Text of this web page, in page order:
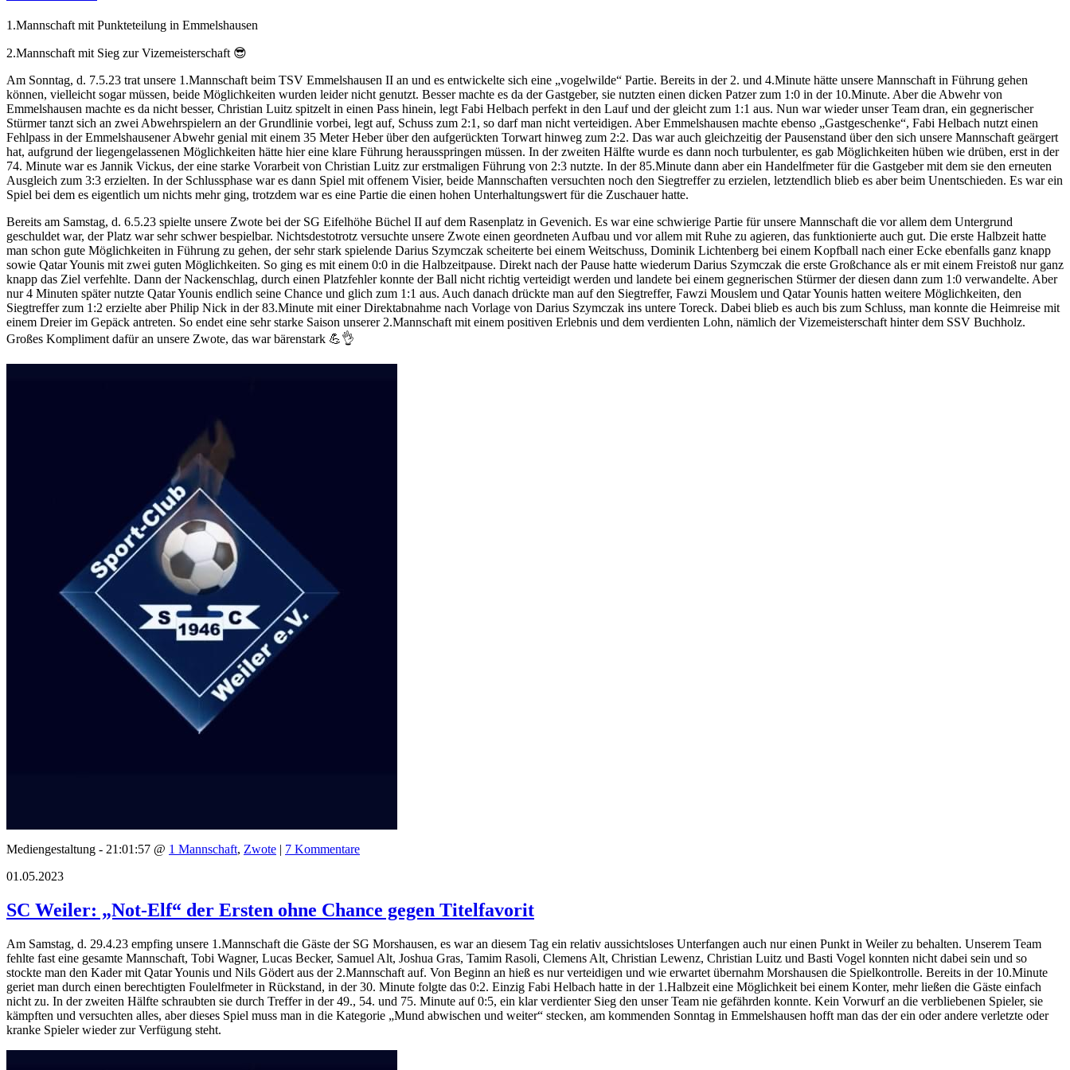
1.Mannschaft mit Punkteteilung in Emmelshausen
2.Mannschaft mit Sieg zur Vizemeisterschaft 😎
Am Sonntag, d. 7.5.23 trat unsere 1.Mannschaft beim TSV Emmelshausen II an und es entwickelte sich eine „vogelwilde“ Partie. Bereits in der 2. und 4.Minute hätte unsere Mannschaft in Führung gehen
können, vielleicht sogar müssen, beide Möglichkeiten wurden leider nicht genutzt. Besser machte es da der Gastgeber, sie nutzten einen dicken Patzer zum 1:0 in der 10.Minute. Aber die Abwehr von
Emmelshausen machte es da nicht besser, Christian Luitz spitzelt in einen Pass hinein, legt Fabi Helbach perfekt in den Lauf und der gleicht zum 1:1 aus. Nun war wieder unser Team dran, ein gegnerischer
Stürmer tanzt sich an zwei Abwehrspielern an der Grundlinie vorbei, legt auf, Schuss zum 2:1, so darf man nicht verteidigen. Aber Emmelshausen machte ebenso „Gastgeschenke“, Fabi Helbach nutzt einen
Fehlpass in der Emmelshausener Abwehr genial mit einem 35 Meter Heber über den aufgerückten Torwart hinweg zum 2:2. Das war auch gleichzeitig der Pausenstand über den sich unsere Mannschaft geärgert
hat, aufgrund der liegengelassenen Möglichkeiten hätte hier eine klare Führung herausspringen müssen. In der zweiten Hälfte wurde es dann noch turbulenter, es gab Möglichkeiten hüben wie drüben, erst in der
74. Minute war es Jannik Vickus, der eine starke Vorarbeit von Christian Luitz zur erstmaligen Führung von 2:3 nutzte. In der 85.Minute dann aber ein Handelfmeter für die Gastgeber mit dem sie den erneuten
Ausgleich zum 3:3 erzielten. In der Schlussphase war es dann Spiel mit offenem Visier, beide Mannschaften versuchten noch den Siegtreffer zu erzielen, letztendlich blieb es aber beim Unentschieden. Es war ein
Spiel bei dem es eigentlich um nichts mehr ging, trotzdem war es eine Partie die einen hohen Unterhaltungswert für die Zuschauer hatte.
Bereits am Samstag, d. 6.5.23 spielte unsere Zwote bei der SG Eifelhöhe Büchel II auf dem Rasenplatz in Gevenich. Es war eine schwierige Partie für unsere Mannschaft die vor allem dem Untergrund
geschuldet war, der Platz war sehr schwer bespielbar. Nichtsdestotrotz versuchte unsere Zwote einen geordneten Aufbau und vor allem mit Ruhe zu agieren, das funktionierte auch gut. Die erste Halbzeit hatte
man schon gute Möglichkeiten in Führung zu gehen, der sehr stark spielende Darius Szymczak scheiterte bei einem Weitschuss, Dominik Lichtenberg bei einem Kopfball nach einer Ecke ebenfalls ganz knapp
sowie Qatar Younis mit zwei guten Möglichkeiten. So ging es mit einem 0:0 in die Halbzeitpause. Direkt nach der Pause hatte wiederum Darius Szymczak die erste Großchance als er mit einem Freistoß nur ganz
knapp das Ziel verfehlte. Dann der Nackenschlag, durch einen Platzfehler konnte der Ball nicht richtig verteidigt werden und landete bei einem gegnerischen Stürmer der diesen dann zum 1:0 verwandelte. Aber
nur 4 Minuten später nutzte Qatar Younis endlich seine Chance und glich zum 1:1 aus. Auch danach drückte man auf den Siegtreffer, Fawzi Mouslem und Qatar Younis hatten weitere Möglichkeiten, den
Siegtreffer zum 1:2 erzielte aber Philip Nick in der 83.Minute mit einer Direktabnahme nach Vorlage von Darius Szymczak ins untere Toreck. Dabei blieb es auch bis zum Schluss, man konnte die Heimreise mit
einem Dreier im Gepäck antreten. So endet eine sehr starke Saison unserer 2.Mannschaft mit einem positiven Erlebnis und dem verdienten Lohn, nämlich der Vizemeisterschaft hinter dem SSV Buchholz.
Großes Kompliment dafür an unsere Zwote, das war bärenstark 💪👌
Mediengestaltung - 21:01:57 @ 1 Mannschaft, Zwote | 7 Kommentare
01.05.2023
SC Weiler: „Not-Elf“ der Ersten ohne Chance gegen Titelfavorit
Am Samstag, d. 29.4.23 empfing unsere 1.Mannschaft die Gäste der SG Morshausen, es war an diesem Tag ein relativ aussichtsloses Unterfangen auch nur einen Punkt in Weiler zu behalten. Unserem Team
fehlte fast eine gesamte Mannschaft, Tobi Wagner, Lucas Becker, Samuel Alt, Joshua Gras, Tamim Rasoli, Clemens Alt, Christian Lewenz, Christian Luitz und Basti Vogel konnten nicht dabei sein und so
stockte man den Kader mit Qatar Younis und Nils Gödert aus der 2.Mannschaft auf. Von Beginn an hieß es nur verteidigen und wie erwartet übernahm Morshausen die Spielkontrolle. Bereits in der 10.Minute
geriet man durch einen berechtigten Foulelfmeter in Rückstand, in der 30. Minute folgte das 0:2. Einzig Fabi Helbach hatte in der 1.Halbzeit eine Möglichkeit bei einem Konter, mehr ließen die Gäste einfach
nicht zu. In der zweiten Hälfte schraubten sie durch Treffer in der 49., 54. und 75. Minute auf 0:5, ein klar verdienter Sieg den unser Team nie gefährden konnte. Kein Vorwurf an die verbliebenen Spieler, sie
kämpften und versuchten alles, aber dieses Spiel muss man in die Kategorie „Mund abwischen und weiter“ stecken, am kommenden Sonntag in Emmelshausen hofft man das der ein oder andere verletzte oder
kranke Spieler wieder zur Verfügung steht.